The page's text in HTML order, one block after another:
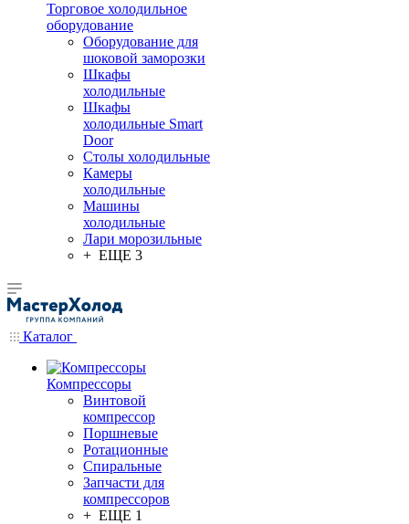
Торговое холодильное
оборудование
Оборудование для
шоковой заморозки
Шкафы
холодильные
Шкафы
холодильные Smart
Door
Столы холодильные
Камеры
холодильные
Машины
холодильные
Лари морозильные
+ ЕЩЕ 3
Каталог
Компрессоры
Винтовой
компрессор
Поршневые
Ротационные
Спиральные
Запчасти для
компрессоров
+ ЕЩЕ 1